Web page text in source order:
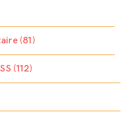
(81)
(112)